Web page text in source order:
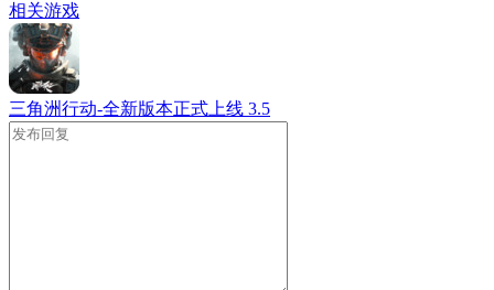
相关游戏
三角洲行动-全新版本正式上线 3.5